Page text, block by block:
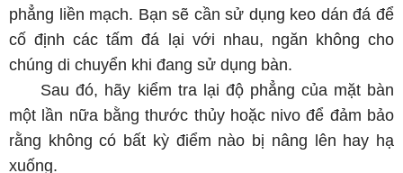
phẳng liền mạch. Bạn sẽ cần sử dụng keo dán đá để
cố định các tấm đá lại với nhau, ngăn không cho
chúng di chuyển khi đang sử dụng bàn.
Sau đó, hãy kiểm tra lại độ phẳng của mặt bàn
một lần nữa bằng thước thủy hoặc nivo để đảm bảo
rằng không có bất kỳ điểm nào bị nâng lên hay hạ
xuống.